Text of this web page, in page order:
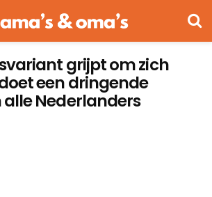
grijpt om zich
een dringende
Nederlanders